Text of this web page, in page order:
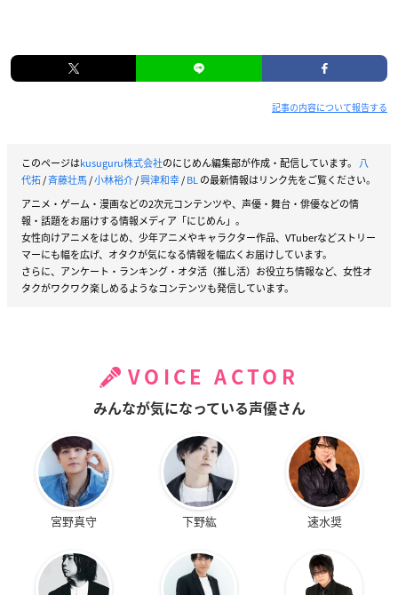
記事の内容について報告する
このページはkusuguru株式会社のにじめん編集部が作成・配信しています。 八
代拓/斉藤壮馬/小林裕介/興津和幸/BLの最新情報はリンク先をご覧ください。
アニメ・ゲーム・漫画などの2次元コンテンツや、声優・舞台・俳優などの情
報・話題をお届けする情報メディア「にじめん」。
女性向けアニメをはじめ、少年アニメやキャラクター作品、VTuberなどストリー
マーにも幅を広げ、オタクが気になる情報を幅広くお届けしています。
さらに、アンケート・ランキング・オタ活（推し活）お役立ち情報など、女性オ
タクがワクワク楽しめるようなコンテンツも発信しています。
VOICE ACTOR
みんなが気になっている声優さん
宮野真守 下野紘 速水奨